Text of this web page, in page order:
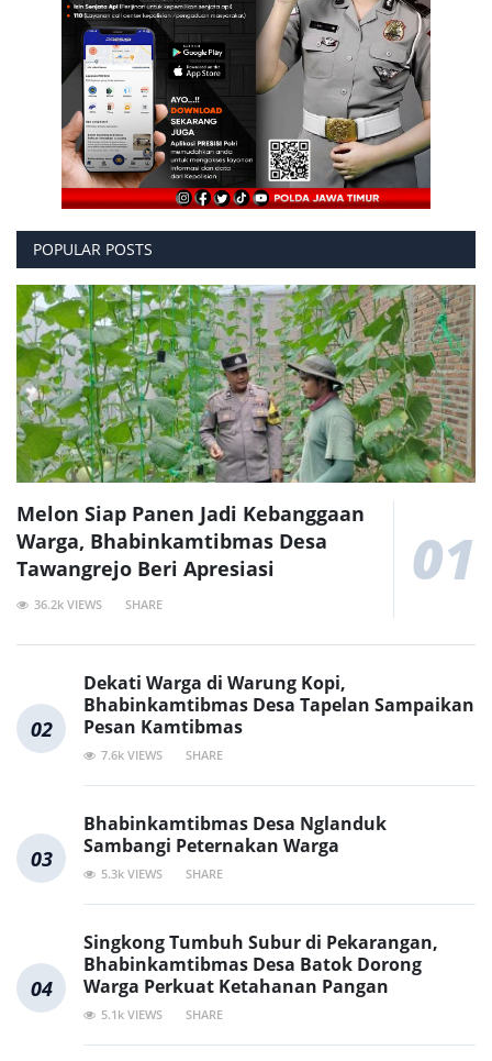
POPULAR POSTS
Melon Siap Panen Jadi Kebanggaan
Warga, Bhabinkamtibmas Desa
Tawangrejo Beri Apresiasi
36.2k VIEWS SHARE
01
02
Dekati Warga di Warung Kopi,
Bhabinkamtibmas Desa Tapelan Sampaikan
Pesan Kamtibmas
7.6k VIEWS SHARE
03
Bhabinkamtibmas Desa Nglanduk
Sambangi Peternakan Warga
5.3k VIEWS SHARE
04
Singkong Tumbuh Subur di Pekarangan,
Bhabinkamtibmas Desa Batok Dorong
Warga Perkuat Ketahanan Pangan
5.1k VIEWS SHARE